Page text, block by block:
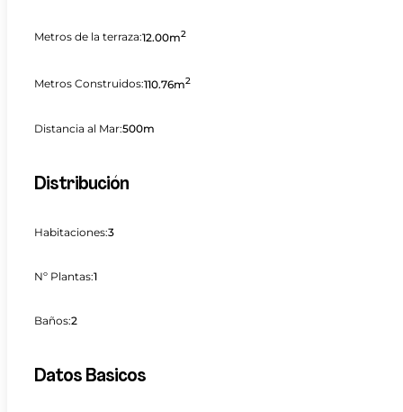
Metros de la terraza:12.00m2
Metros Construidos:110.76m2
Distancia al Mar:500m
Distribución
Habitaciones:3
Nº Plantas:1
Baños:2
Datos Basicos